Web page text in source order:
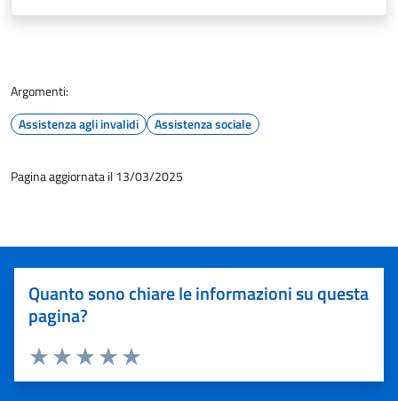
Argomenti:
Assistenza agli invalidi
Assistenza sociale
Pagina aggiornata il 13/03/2025
Quanto sono chiare le informazioni su questa
pagina?
Valuta 5 stelle su 5
Valuta 4 stelle su 5
Valuta 3 stelle su 5
Valuta 2 stelle su 5
Valuta 1 stelle su 5